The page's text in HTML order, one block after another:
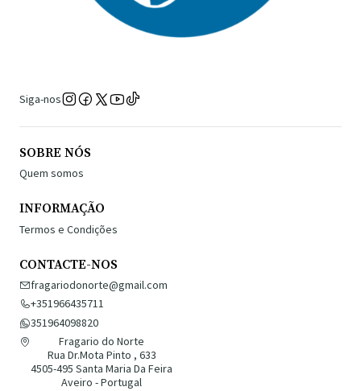
Siga-nos
SOBRE NÓS
Quem somos
INFORMAÇÃO
Termos e Condições
CONTACTE-NOS
fragariodonorte@gmail.com
+351966435711
351964098820
Fragario do Norte
Rua Dr.Mota Pinto , 633
4505-495 Santa Maria Da Feira
Aveiro - Portugal